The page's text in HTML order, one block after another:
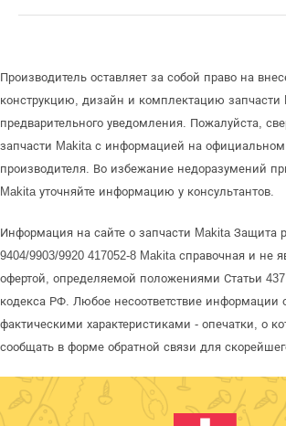
Производитель оставляет за собой право на
конструкцию, дизайн и комплектацию запчасти
предварительного уведомления. Пожалуйста,
запчасти Makita с информацией на
производителя. Во избежание недоразумений
Makita уточняйте информацию у консультантов.
Информация на сайте о запчасти Makita Защита
9404/9903/9920 417052-8 Makita справочная и не
офертой, определяемой положениями Статьи
кодекса РФ. Любое несоответствие информации
фактическими характеристиками - опечатки, о
сообщать в форме обратной связи для